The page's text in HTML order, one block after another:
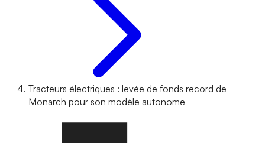
Tracteurs électriques : levée de fonds record de
Monarch pour son modèle autonome